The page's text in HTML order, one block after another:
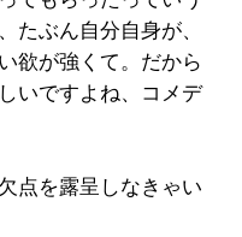
たぶん自分自身が、
欲が強くて。だから
いですよね、コメデ
点を露呈しなきゃい